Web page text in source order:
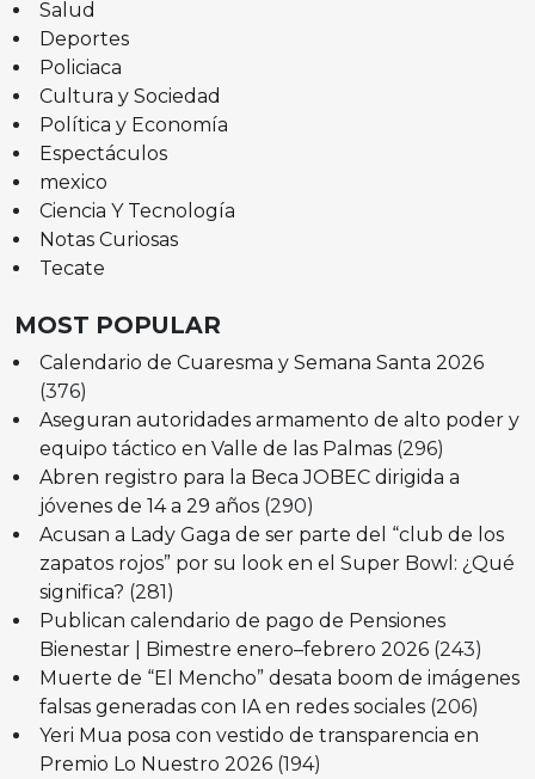
Salud
Deportes
Policiaca
Cultura y Sociedad
Política y Economía
Espectáculos
mexico
Ciencia Y Tecnología
Notas Curiosas
Tecate
MOST POPULAR
Calendario de Cuaresma y Semana Santa 2026
(376)
Aseguran autoridades armamento de alto poder y
equipo táctico en Valle de las Palmas (296)
Abren registro para la Beca JOBEC dirigida a
jóvenes de 14 a 29 años (290)
Acusan a Lady Gaga de ser parte del “club de los
zapatos rojos” por su look en el Super Bowl: ¿Qué
significa? (281)
Publican calendario de pago de Pensiones
Bienestar | Bimestre enero–febrero 2026 (243)
Muerte de “El Mencho” desata boom de imágenes
falsas generadas con IA en redes sociales (206)
Yeri Mua posa con vestido de transparencia en
Premio Lo Nuestro 2026 (194)